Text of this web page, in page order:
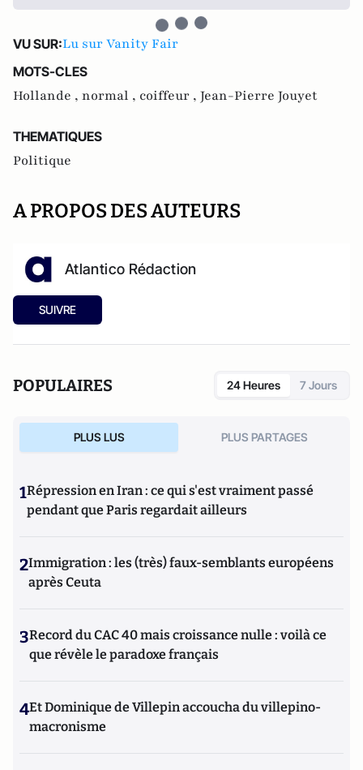
VU SUR:Lu sur Vanity Fair
MOTS-CLES
Hollande , normal , coiffeur , Jean-Pierre Jouyet
THEMATIQUES
Politique
A PROPOS DES AUTEURS
Atlantico Rédaction
SUIVRE
POPULAIRES 24 Heures 7 Jours
PLUS LUS PLUS PARTAGES
1Répression en Iran : ce qui s'est vraiment passé
pendant que Paris regardait ailleurs
2Immigration : les (très) faux-semblants européens
après Ceuta
3Record du CAC 40 mais croissance nulle : voilà ce
que révèle le paradoxe français
4Et Dominique de Villepin accoucha du villepino-
macronisme